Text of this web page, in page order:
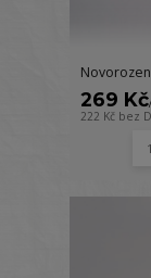
269 Kč
222 Kč bez